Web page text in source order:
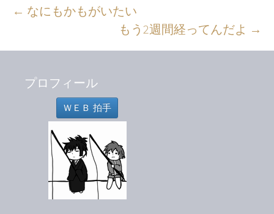
投
ナ
← なにもかもがいたい
もう2週間経ってんだよ →
プロフィール
ＷＥＢ 拍手